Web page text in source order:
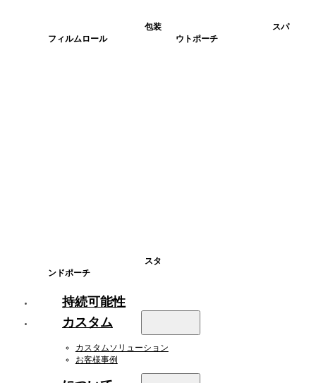
包装
フィルムロール
スパ
ウトポーチ
スタ
ンドポーチ
持続可能性
カスタム
カスタムソリューション
お客様事例